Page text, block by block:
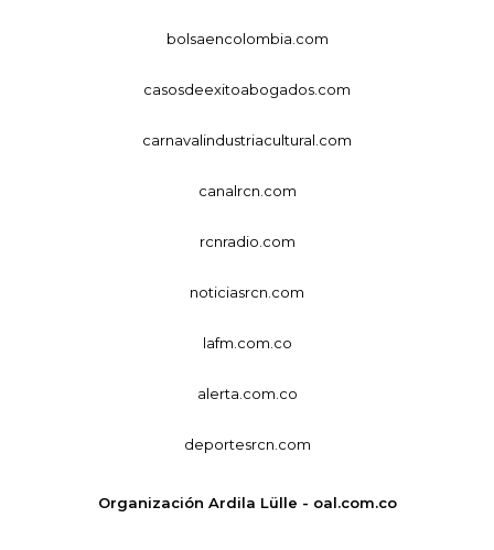
bolsaencolombia.com
casosdeexitoabogados.com
carnavalindustriacultural.com
canalrcn.com
rcnradio.com
noticiasrcn.com
lafm.com.co
alerta.com.co
deportesrcn.com
Organización Ardila Lülle - oal.com.co